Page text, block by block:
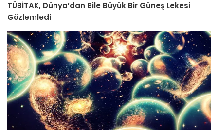
TÜBİTAK, Dünya’dan Bile Büyük Bir Güneş Lekesi
Gözlemledi